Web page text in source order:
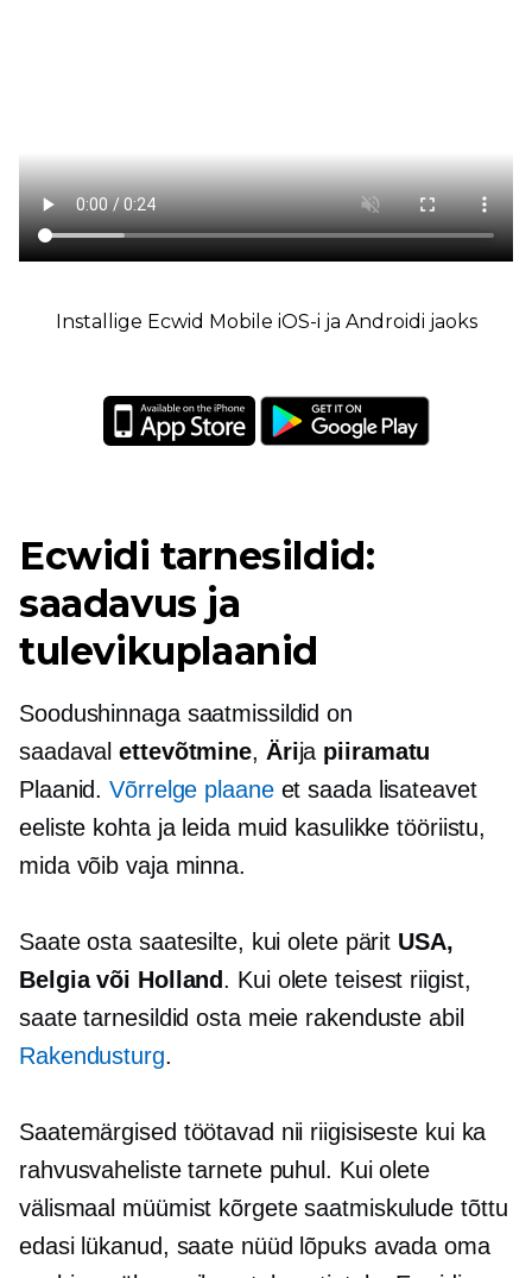
Installige Ecwid Mobile iOS-i ja Androidi jaoks
Ecwidi tarnesildid:
saadavus ja
tulevikuplaanid
Soodushinnaga saatmissildid on
saadavalettevõtmine, Ärija piiramatu
Plaanid.Võrrelge plaaneet saada lisateavet
eeliste kohta ja leida muid kasulikke tööriistu,
mida võib vaja minna.
Saate osta saatesilte, kui olete pärit USA,
Belgia või Holland. Kui olete teisest riigist,
saate tarnesildid osta meie rakenduste abil
Rakendusturg.
Saatemärgised töötavad nii riigisiseste kui ka
rahvusvaheliste tarnete puhul. Kui olete
välismaal müümist kõrgete saatmiskulude tõttu
edasi lükanud, saate nüüd lõpuks avada oma